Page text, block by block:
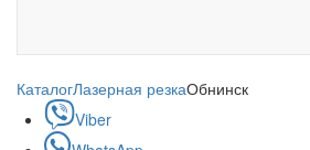
КаталогЛазерная резкаОбнинск
Viber